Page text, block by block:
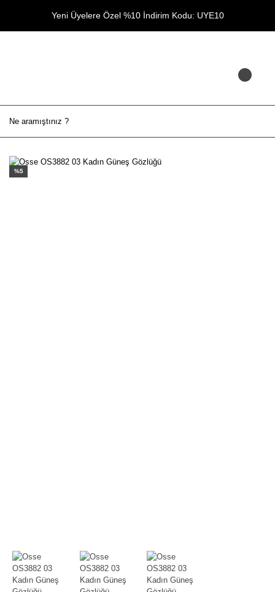
Yeni Üyelere Özel %10 İndirim Kodu: UYE10
%5